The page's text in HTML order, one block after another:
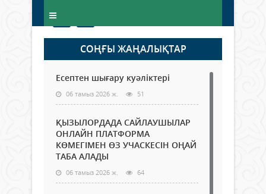
СОҢҒЫ ЖАҢАЛЫҚТАР
Есептен шығару куәліктері
06 тамыз 2026 ж. 51
ҚЫЗЫЛОРДАДА САЙЛАУШЫЛАР
ОНЛАЙН ПЛАТФОРМА
КӨМЕГІМЕН ӨЗ УЧАСКЕСІН ОҢАЙ
ТАБА АЛАДЫ
06 тамыз 2026 ж. 64